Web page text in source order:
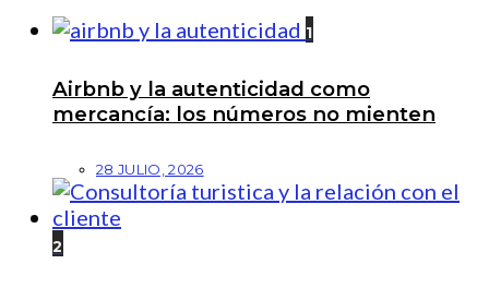
1
Airbnb y la autenticidad como
mercancía: los números no mienten
28 JULIO, 2026
2